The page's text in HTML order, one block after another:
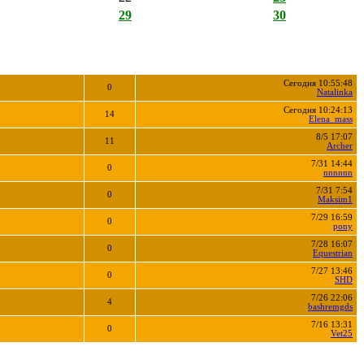
29
30
0
Сегодня 10:55:48
Natalinka
14
Сегодня 10:24:13
Elena_mass
11
8/5 17:07
Archer
0
7/31 14:44
nnnnnn
0
7/31 7:54
Maksim1
0
7/29 16:59
pony
0
7/28 16:07
Equestrian
0
7/27 13:46
SHD
4
7/26 22:06
bashremgds
0
7/16 13:31
Vet25